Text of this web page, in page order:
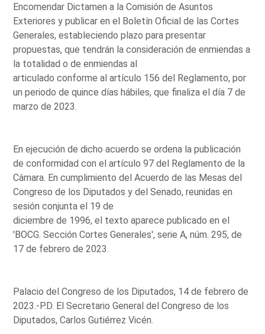
Encomendar Dictamen a la Comisión de Asuntos
Exteriores y publicar en el Boletín Oficial de las Cortes
Generales, estableciendo plazo para presentar
propuestas, que tendrán la consideración de enmiendas a
la totalidad o de enmiendas al
articulado conforme al artículo 156 del Reglamento, por
un periodo de quince días hábiles, que finaliza el día 7 de
marzo de 2023.
En ejecución de dicho acuerdo se ordena la publicación
de conformidad con el artículo 97 del Reglamento de la
Cámara. En cumplimiento del Acuerdo de las Mesas del
Congreso de los Diputados y del Senado, reunidas en
sesión conjunta el 19 de
diciembre de 1996, el texto aparece publicado en el
'BOCG. Sección Cortes Generales', serie A, núm. 295, de
17 de febrero de 2023.
Palacio del Congreso de los Diputados, 14 de febrero de
2023.-P.D. El Secretario General del Congreso de los
Diputados, Carlos Gutiérrez Vicén.